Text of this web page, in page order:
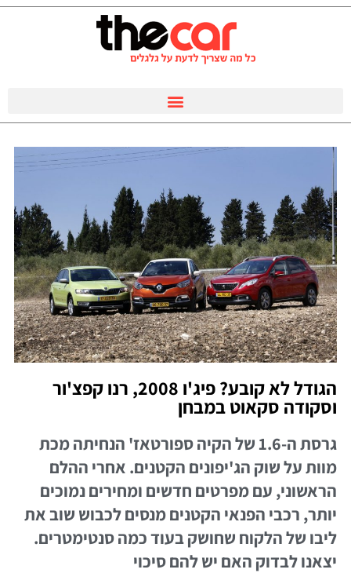
הגודל לא קובע? פיג'ו 2008, רנו קפצ'ור
וסקודה סקאוט במבחן
גרסת ה-1.6 של הקיה ספורטאז' הנחיתה מכת
מוות על שוק הג'יפונים הקטנים. אחרי ההלם
הראשוני, עם מפרטים חדשים ומחירים נמוכים
יותר, רכבי הפנאי הקטנים מנסים לכבוש שוב את
ליבו של הלקוח שחושק בעוד כמה סנטימטרים.
יצאנו לבדוק האם יש להם סיכוי